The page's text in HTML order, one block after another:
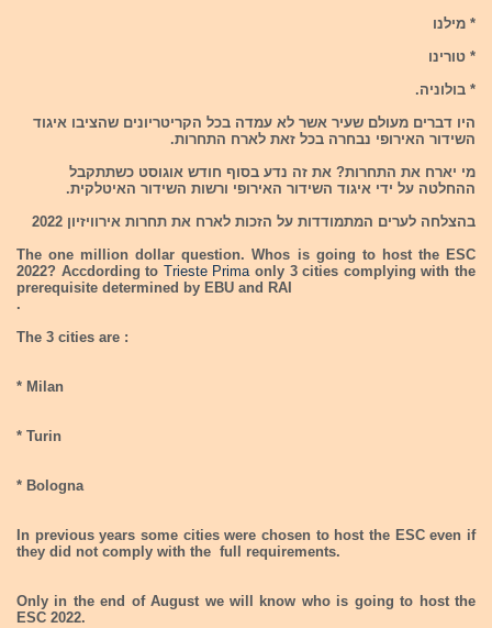
* מילנו
* טורינו
* בולוניה.
היו דברים מעולם שעיר אשר לא עמדה בכל הקריטריונים שהציבו איגוד
השידור האירופי נבחרה בכל זאת לארח התחרות.
מי יארח את התחרות? את זה נדע בסוף חודש אוגוסט כשתתקבל
ההחלטה על ידי איגוד השידור האירופי ורשות השידור האיטלקית.
בהצלחה לערים המתמודדות על הזכות לארח את תחרות אירוויזיון 2022
The one million dollar question. Whos is going to host the ESC
2022? Accdording to Trieste Primaonly 3 cities complying with the
prerequisite determined by EBU and RAI
.
The 3 cities are :
* Milan
* Turin
* Bologna
In previous years some cities were chosen to host the ESC even if
they did not comply with the full requirements.
Only in the end of August we will know who is going to host the
ESC 2022.